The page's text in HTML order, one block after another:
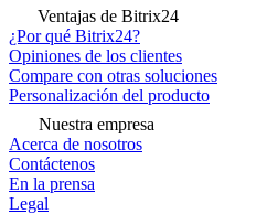
Ventajas de Bitrix24
¿Por qué Bitrix24?
Opiniones de los clientes
Compare con otras soluciones
Personalización del producto
Nuestra empresa
Acerca de nosotros
Contáctenos
En la prensa
Legal